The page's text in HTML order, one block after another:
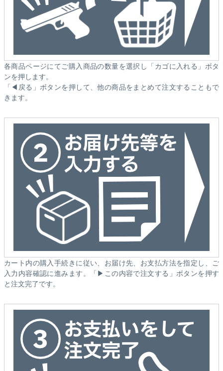
各商品ページにてご購入商品の数量を選択し「カゴに入れる」ボタ
ンを押します。
「◀戻る」ボタンを押して、他の商品をまとめて注文することもで
きます。
カート内の購入手続きに従い、お届け先、お支払方法を指定し、ご
入力内容確認に進みます。「▶この内容で注文する」ボタンを押す
と注文完了です。